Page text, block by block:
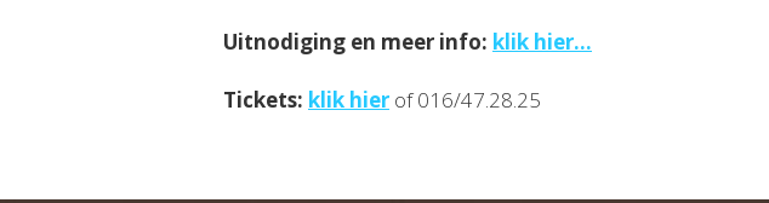
Uitnodiging en meer info: klik hier...
Tickets: klik hier of 016/47.28.25